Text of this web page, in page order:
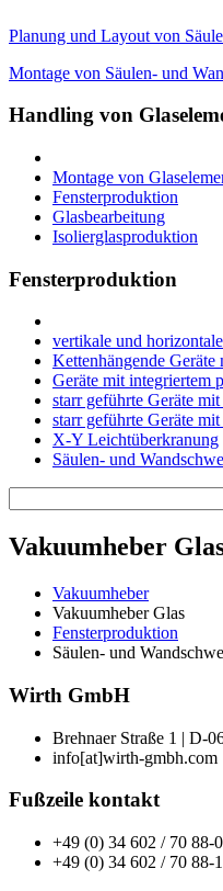
Planung und Layout von
Montage von Säulen- und
Handling von
Montage von
Fensterproduktion
Glasbearbeitung
Isolierglasproduktion
Fensterproduktion
vertikale und
Kettenhängende
Geräte mit integriertem
starr geführte Geräte
starr geführte Geräte
X-Y Leichtüberkranung
Säulen- und
Vakuumheber
Vakuumheber
Vakuumheber Glas
Fensterproduktion
Säulen- und
Wirth GmbH
Brehnaer Straße 1 | D-
info[at]wirth-gmbh.com
Fußzeile kontakt
+49 (0) 34 602 / 70 88-0
+49 (0) 34 602 / 70 88-